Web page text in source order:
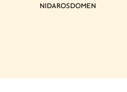
NIDAROSDOMEN